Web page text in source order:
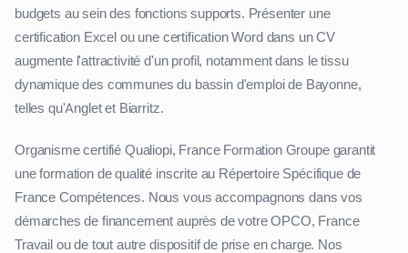
budgets au sein des fonctions supports. Présenter une
certification Excel ou une certification Word dans un CV
augmente l'attractivité d'un profil, notamment dans le tissu
dynamique des communes du bassin d'emploi de Bayonne,
telles qu'Anglet et Biarritz.
Organisme certifié Qualiopi, France Formation Groupe garantit
une formation de qualité inscrite au Répertoire Spécifique de
France Compétences. Nous vous accompagnons dans vos
démarches de financement auprès de votre OPCO, France
Travail ou de tout autre dispositif de prise en charge. Nos